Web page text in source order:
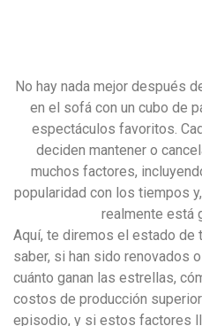
No hay nada mejor después
en el sofá con un cubo de
espectáculos favoritos.
deciden mantener o
muchos factores,
popularidad con los tiempos
realmente está
Aquí, te diremos el estado de
saber, si han sido renovados
cuánto ganan las estrellas,
costos de producción
episodio, y si estos factores